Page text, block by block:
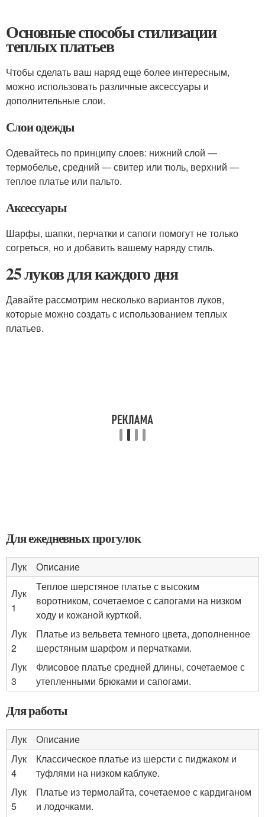
Основные способы стилизации
теплых платьев
Чтобы сделать ваш наряд еще более интересным,
можно использовать различные аксессуары и
дополнительные слои.
Слои одежды
Одевайтесь по принципу слоев: нижний слой —
термобелье, средний — свитер или тюль, верхний —
теплое платье или пальто.
Аксессуары
Шарфы, шапки, перчатки и сапоги помогут не только
согреться, но и добавить вашему наряду стиль.
25 луков для каждого дня
Давайте рассмотрим несколько вариантов луков,
которые можно создать с использованием теплых
платьев.
Для ежедневных прогулок
Лук
Описание
Лук
1
Теплое шерстяное платье с высоким
воротником, сочетаемое с сапогами на низком
ходу и кожаной курткой.
Лук
2
Платье из вельвета темного цвета, дополненное
шерстяным шарфом и перчатками.
Лук
3
Флисовое платье средней длины, сочетаемое с
утепленными брюками и сапогами.
Для работы
Лук
Описание
Лук
4
Классическое платье из шерсти с пиджаком и
туфлями на низком каблуке.
Лук
5
Платье из термолайта, сочетаемое с кардиганом
и лодочками.